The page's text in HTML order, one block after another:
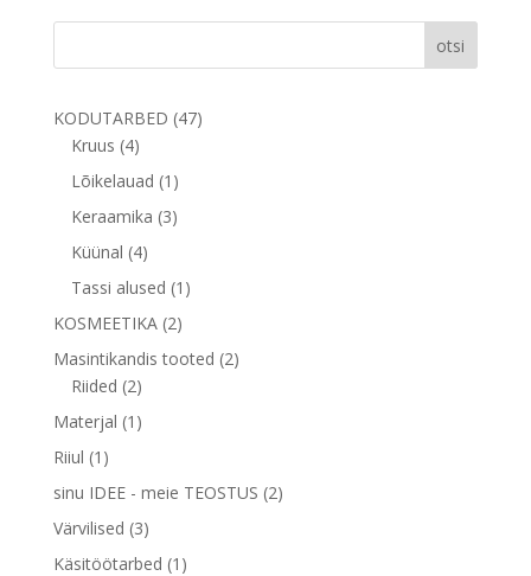
otsi
KODUTARBED 4747
Kruus 44
toodet
Lõikelauad 1 1
toode
Keraamika 33
Küünal 44
toodet
Tassi alused 1 1
KOSMEETIKA 22
toodet
Masintikandis tooted 22
Riided 22
toodet
Materjal 1 1
Riiul 1 1
toode
sinu IDEE - meie TEOSTUS 22
Värvilised 33
toodet
Käsitöötarbed 1 1